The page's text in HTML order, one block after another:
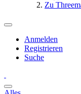
Zu
Anmelden
Registrieren
Suche